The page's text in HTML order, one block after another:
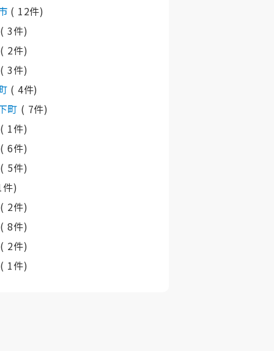
( 12件)
( 3件)
( 2件)
( 3件)
( 4件)
町 ( 7件)
( 1件)
( 6件)
( 5件)
)
( 2件)
( 8件)
( 2件)
( 1件)